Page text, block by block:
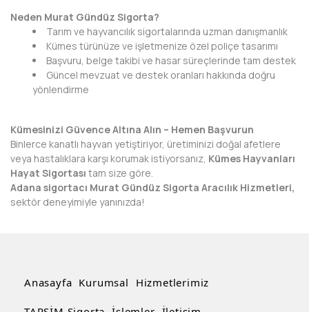
Neden Murat Gündüz Sigorta?
Tarım ve hayvancılık sigortalarında uzman danışmanlık
Kümes türünüze ve işletmenize özel poliçe tasarımı
Başvuru, belge takibi ve hasar süreçlerinde tam destek
Güncel mevzuat ve destek oranları hakkında doğru
yönlendirme
Kümesinizi Güvence Altına Alın – Hemen Başvurun
Binlerce kanatlı hayvan yetiştiriyor, üretiminizi doğal afetlere
veya hastalıklara karşı korumak istiyorsanız, Kümes Hayvanları
Hayat Sigortası tam size göre.
Adana sigortacı Murat Gündüz Sigorta Aracılık Hizmetleri,
sektör deneyimiyle yanınızda!
Anasayfa Kurumsal Hizmetlerimiz